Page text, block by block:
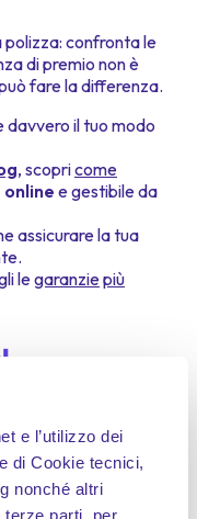
e l’utilizzo dei
di Cookie tecnici,
nonché altri
parti, per
polizza: confronta le
di premio non è
fare la differenza.
davvero il tuo modo
, scopricome
online e gestibile da
assicurare la tua
legaranziepiù
(FAQs)
a guida